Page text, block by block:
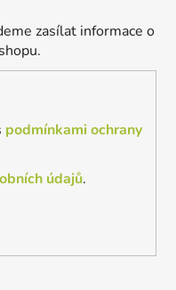
zasílat informace o
podmínkami ochrany
údajů.